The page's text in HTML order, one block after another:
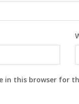
in this browser for